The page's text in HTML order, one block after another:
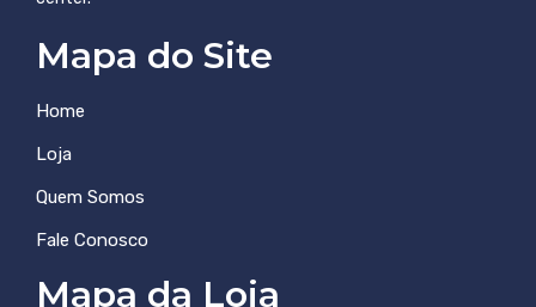
Mapa do Site
Home
Loja
Quem Somos
Fale Conosco
Mapa da Loja